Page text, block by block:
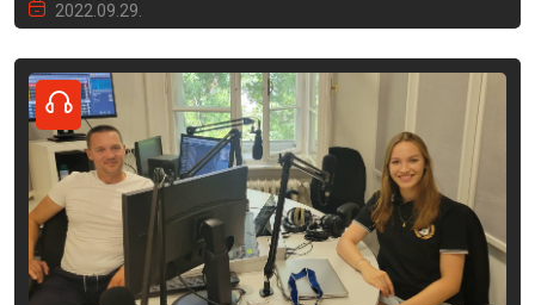
2022.09.29.